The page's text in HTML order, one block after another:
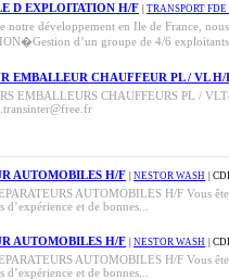
D EXPLOITATION H/F TRANSPORT
notre développement en Ile de France,
d’un groupe de 4/6
EMBALLEUR CHAUFFEUR PL / VL H/
EMBALLEURS CHAUFFEURS PL /
AUTOMOBILES H/F NESTOR WASH | CDI
AUTOMOBILES H/F Vous
d’expérience et de bonnes...
AUTOMOBILES H/F NESTOR WASH | CDI
AUTOMOBILES H/F Vous
d’expérience et de bonnes...